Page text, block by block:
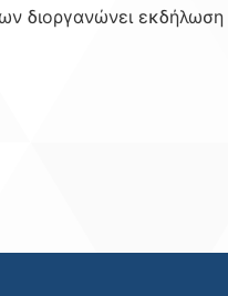
εκδήλωση